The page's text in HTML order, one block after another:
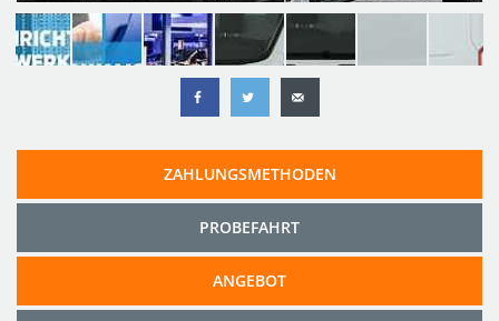
ZAHLUNGSMETHODEN
PROBEFAHRT
ANGEBOT